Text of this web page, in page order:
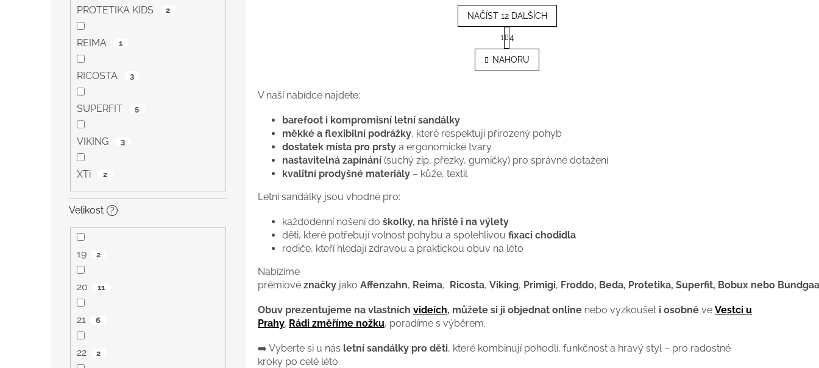
PROTETIKA KIDS 2
REIMA 1
RICOSTA 3
SUPERFIT 5
VIKING 3
XTi 2
Velikost ?
19 2
20 11
21 6
22 2
O
v
l
p
v
i
s
u
NAČÍST 12 DALŠÍCH
S
t
r
á
n
í
1 4
NAHORU
V naší nabídce najdete:
barefoot i kompromisní letní sandálky
měkké a flexibilní podrážky, které respektují přirozený pohyb
dostatek místa pro prsty a ergonomické tvary
nastavitelná zapínání (suchý zip, přezky, gumičky) pro správné dotažení
kvalitní prodyšné materiály – kůže, textil
Letní sandálky jsou vhodné pro:
každodenní nošení do školky, na hřiště i na výlety
děti, které potřebují volnost pohybu a spolehlivou fixaci chodidla
rodiče, kteří hledají zdravou a praktickou obuv na léto
Nabízíme
prémiové značky jako Affenzahn, Reima, Ricosta, Viking, Primigi, Froddo, Beda, Protetika, Superfit, Bobux nebo
Obuv prezentujeme na vlastních videích, můžete si ji objednat online nebo vyzkoušet i osobně ve Vestci u
Prahy. Rádi změříme nožku, poradíme s výběrem.
➡️ Vyberte si u nás letní sandálky pro děti, které kombinují pohodlí, funkčnost a hravý styl – pro radostné
kroky po celé léto.